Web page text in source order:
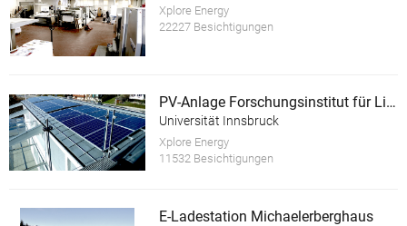
Xplore Energy
22227 Besichtigungen
PV-Anlage Forschungsinstitut für Limnologie der Universität Innsbruck, Mondsee
Universität Innsbruck
Xplore Energy
11532 Besichtigungen
E-Ladestation Michaelerberghaus